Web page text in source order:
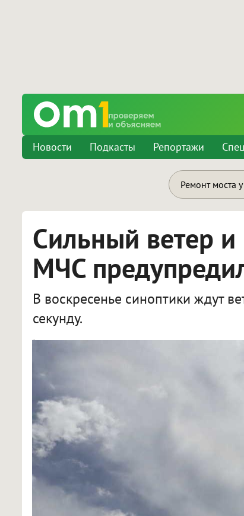
Новости Подкасты Репортажи
Ремонт моста
Сильный ветер
МЧС
В воскресенье синоптики ждут
секунду.